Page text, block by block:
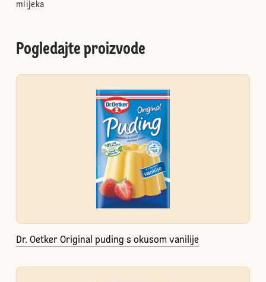
mlijeka
Pogledajte proizvode
Dr. Oetker Original puding s okusom vanilije